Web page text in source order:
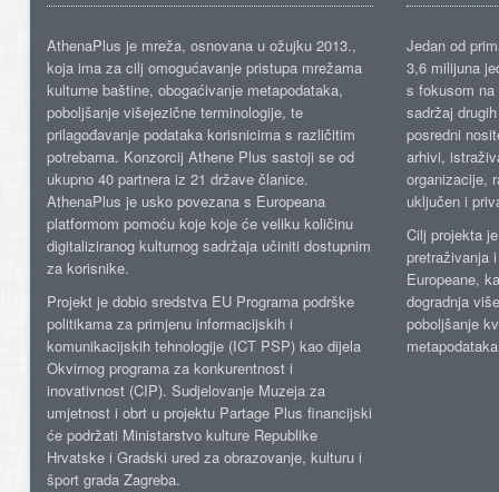
AthenaPlus je mreža, osnovana u ožujku 2013.,
koja ima za cilj omogućavanje pristupa mrežama
kulturne baštine, obogaćivanje metapodataka,
poboljšanje višejezične terminologije, te
prilagođavanje podataka korisnicima s različitim
potrebama. Konzorcij Athene Plus sastoji se od
ukupno 40 partnera iz 21 države članice.
AthenaPlus je usko povezana s Europeana
platformom pomoću koje koje će veliku količinu
digitaliziranog kulturnog sadržaja učiniti dostupnim
za korisnike.
Projekt je dobio sredstva EU Programa podrške
politikama za primjenu informacijskih i
komunikacijskih tehnologije (ICT PSP) kao dijela
Okvirnog programa za konkurentnost i
inovativnost (CIP). Sudjelovanje Muzeja za
umjetnost i obrt u projektu Partage Plus financijski
će podržati Ministarstvo kulture Republike
Hrvatske i Gradski ured za obrazovanje, kulturu i
šport grada Zagreba.
Jedan od
3,6 milijuna
s fokusom
sadržaj
posredni
arhivi,
organizacije,
uključen i
Cilj projekta
pretraživanja
Europeane,
dogradnja
poboljšanje